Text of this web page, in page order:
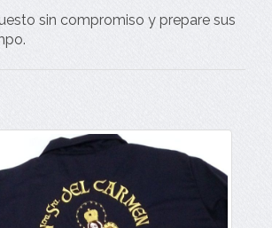
sin compromiso y prepare sus